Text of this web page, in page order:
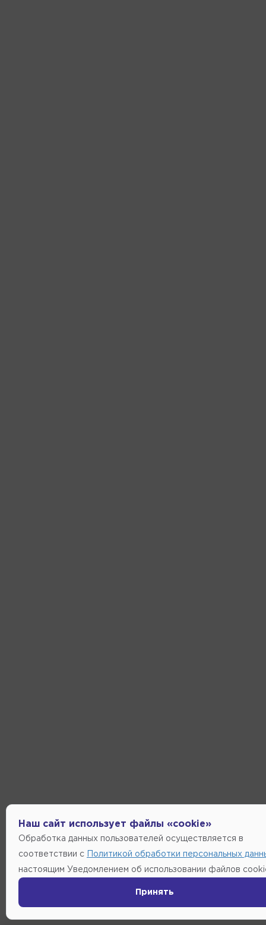
Наш сайт использует файлы «cookie»
Обработка данных пользователей осуществляется в
соответствии с Политикой обработки персональных
настоящим Уведомлением об использовании файлов
Принять